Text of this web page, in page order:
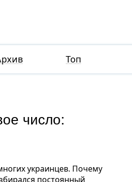
Топ
число:
украинцев. Почему
постоянный